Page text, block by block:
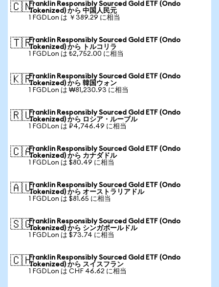
🇨🇳Franklin Responsibly Sourced Gold ETF (Ondo
Tokenized) から 中国人民元
1 FGDLon は ￥389.29 に相当
🇹🇷Franklin Responsibly Sourced Gold ETF (Ondo
Tokenized) から トルコリラ
1 FGDLon は ₺2,752.00 に相当
🇰🇷Franklin Responsibly Sourced Gold ETF (Ondo
Tokenized) から 韓国ウォン
1 FGDLon は ₩81,230.93 に相当
🇷🇺Franklin Responsibly Sourced Gold ETF (Ondo
Tokenized) から ロシア・ルーブル
1 FGDLon は ₽4,746.49 に相当
🇨🇦Franklin Responsibly Sourced Gold ETF (Ondo
Tokenized) から カナダドル
1 FGDLon は $80.49 に相当
🇦🇺Franklin Responsibly Sourced Gold ETF (Ondo
Tokenized) から オーストラリアドル
1 FGDLon は $81.65 に相当
🇸🇬Franklin Responsibly Sourced Gold ETF (Ondo
Tokenized) から シンガポールドル
1 FGDLon は $73.74 に相当
🇨🇭Franklin Responsibly Sourced Gold ETF (Ondo
Tokenized) から スイスフラン
1 FGDLon は CHF 46.62 に相当